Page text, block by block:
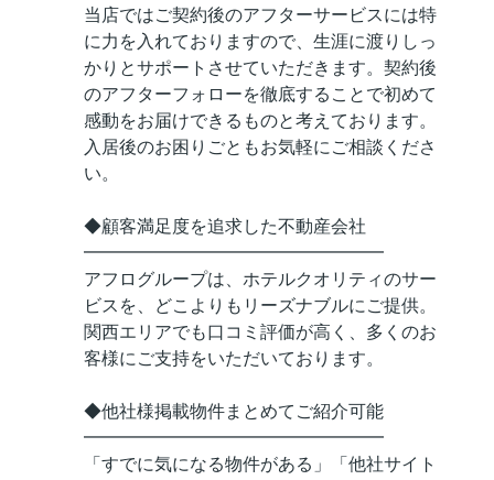
当店ではご契約後のアフターサービスには特
に力を入れておりますので、生涯に渡りしっ
かりとサポートさせていただきます。契約後
のアフターフォローを徹底することで初めて
感動をお届けできるものと考えております。
入居後のお困りごともお気軽にご相談くださ
い。
◆顧客満足度を追求した不動産会社
━━━━━━━━━━━━━━━━━
アフログループは、ホテルクオリティのサー
ビスを、どこよりもリーズナブルにご提供。
関西エリアでも口コミ評価が高く、多くのお
客様にご支持をいただいております。
◆他社様掲載物件まとめてご紹介可能
━━━━━━━━━━━━━━━━━
「すでに気になる物件がある」「他社サイト